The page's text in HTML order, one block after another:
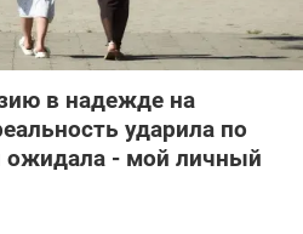
в надежде на
ударила по
ожидала - мой личный